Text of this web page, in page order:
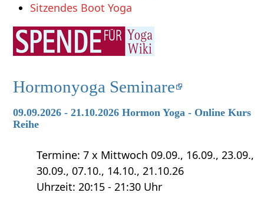
Sitzendes Boot Yoga
Hormonyoga Seminare
09.09.2026 - 21.10.2026 Hormon Yoga - Online Kurs
Reihe
Termine: 7 x Mittwoch 09.09., 16.09., 23.09.,
30.09., 07.10., 14.10., 21.10.26
Uhrzeit: 20:15 - 21:30 Uhr